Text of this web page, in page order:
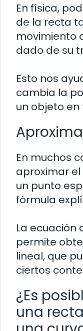
En física,
de la recta
movimiento
dado de su
Esto nos
cambia la
un objeto
En muchos
aproximar
un punto
fórmula
La ecuación
permite
lineal, que
ciertos
¿Es
una